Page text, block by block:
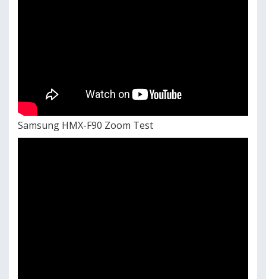
Samsung HMX-F90 Zoom Test